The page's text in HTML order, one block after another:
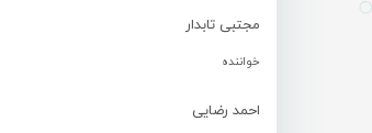
مجتبی تابدار
خواننده
احمد رضایی